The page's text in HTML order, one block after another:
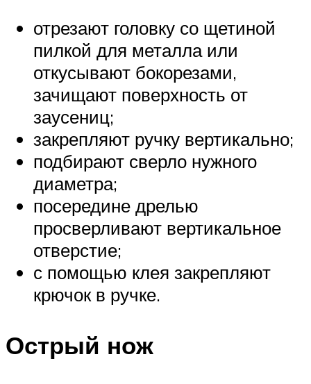
отрезают головку со щетиной
пилкой для металла или
откусывают бокорезами,
зачищают поверхность от
заусениц;
закрепляют ручку вертикально;
подбирают сверло нужного
диаметра;
посередине дрелью
просверливают вертикальное
отверстие;
с помощью клея закрепляют
крючок в ручке.
Острый нож